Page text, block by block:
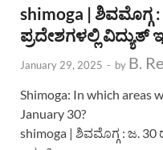
shimoga | ಶಿವಮೊಗ್ಗ
ಪ್ರದೇಶಗಳಲ್ಲಿ ವಿದ್ಯುತ್
January 29, 2025 - by B.
Shimoga: In which areas
January 30?
shimoga | ಶಿವಮೊಗ್ಗ : ಜ.